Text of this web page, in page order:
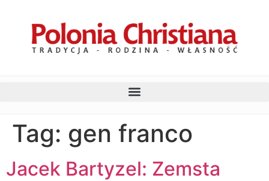
Tag: gen franco
Jacek Bartyzel: Zemsta